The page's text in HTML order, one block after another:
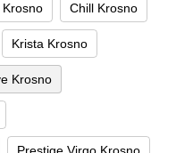
Chill Krosno
Krista Krosno
Krosno